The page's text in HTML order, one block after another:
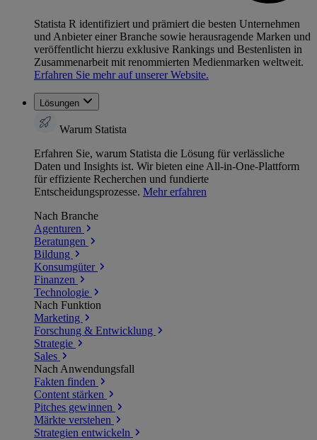
Statista R identifiziert und prämiert die besten Unternehmen
und Anbieter einer Branche sowie herausragende Marken und
veröffentlicht hierzu exklusive Rankings und Bestenlisten in
Zusammenarbeit mit renommierten Medienmarken weltweit.
Erfahren Sie mehr auf unserer Website.
Lösungen
Warum Statista
Erfahren Sie, warum Statista die Lösung für verlässliche
Daten und Insights ist. Wir bieten eine All-in-One-Plattform
für effiziente Recherchen und fundierte
Entscheidungsprozesse. Mehr erfahren
Nach Branche
Agenturen
Beratungen
Bildung
Konsumgüter
Finanzen
Technologie
Nach Funktion
Marketing
Forschung & Entwicklung
Strategie
Sales
Nach Anwendungsfall
Fakten finden
Content stärken
Pitches gewinnen
Märkte verstehen
Strategien entwickeln